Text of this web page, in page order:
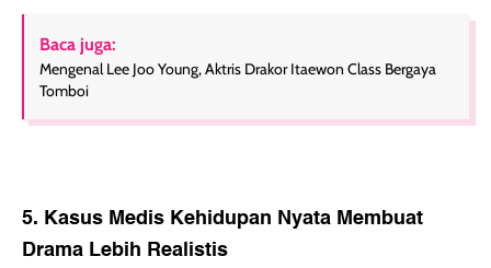
Baca juga:
Mengenal Lee Joo Young, Aktris Drakor Itaewon Class Bergaya
Tomboi
5. Kasus Medis Kehidupan Nyata Membuat
Drama Lebih Realistis